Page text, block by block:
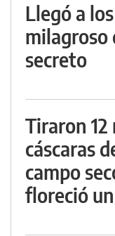
Llegó a
milagroso
secreto
Tiraron
cáscaras
campo
floreció